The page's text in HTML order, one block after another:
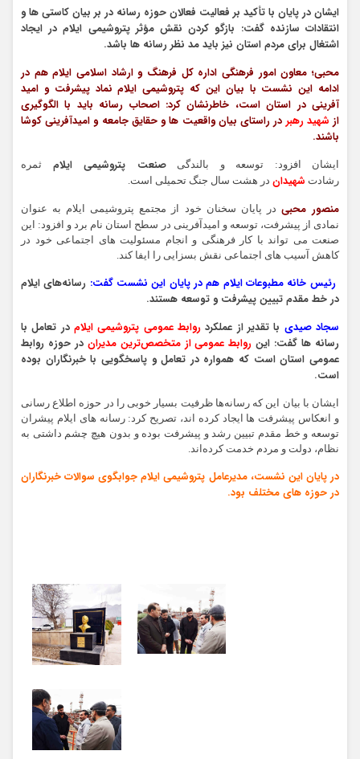
ایشان در پایان با تأکید بر فعالیت فعالان حوزه رسانه در بر بیان کاستی ها و
انتقادات سازنده گفت: بازگو کردن نقش مؤثر پتروشیمی ایلام در ایجاد
اشتغال برای مردم استان نیز باید مد نظر رسانه ها باشد.
محبی؛ معاون امور فرهنگی اداره کل فرهنگ و ارشاد اسلامی ایلام هم در
ادامه این نشست با بیان این که پتروشیمی ایلام نماد پیشرفت و امید
آفرینی در استان است، خاطرنشان کرد: اصحاب رسانه باید با الگوگیری
از شهید رهبردر راستای بیان واقعیت ها و حقایق جامعه و امیدآفرینی کوشا
باشند.
ایشان افزود: توسعه و بالندگیصنعت پتروشیمی ایلام ثمره
رشادت شهیدان در هشت سال جنگ تحمیلی است.
منصور محبی در پایان سخنان خود از مجتمع پتروشیمی ایلام به عنوان
نمادی از پیشرفت، توسعه و امیدآفرینی در سطح استان نام برد‌ و افزود: این
صنعت می تواند با کار فرهنگی و انجام مسئولیت های اجتماعی خود در
کاهش آسیب های اجتماعی نقش بسزایی را ایفا کند.
‍ رئیس خانه مطبوعات ایلام هم در پایان این نشست گفت: رسانه‌های ایلام
در خط مقدم تبیین پیشرفت و توسعه هستند.
سجاد صیدی با تقدیر از عملکرد روابط عمومی پتروشیمی ایلام در تعامل با
رسانه ها گفت: این روابط عمومی از متخصص‌ترین مدیران در حوزه روابط
عمومی استان است که همواره در تعامل و پاسخگویی با خبرنگاران بوده
است.
ایشان با بیان این‌ که رسانه‌ها ظرفیت بسیار خوبی را در حوزه اطلاع رسانی
و انعکاس پیشرفت ها ایجاد کرده اند، تصریح‌ کرد: رسانه های ایلام پیشران
توسعه و خط مقدم تبیین رشد و پیشرفت بوده و بدون هیچ چشم داشتی به
نظام، دولت و مردم خدمت کرده‌اند.
در پایان این نشست، مدیرعامل پتروشیمی ایلام جوابگوی سوالات خبرنگاران
در حوزه های مختلف بود.